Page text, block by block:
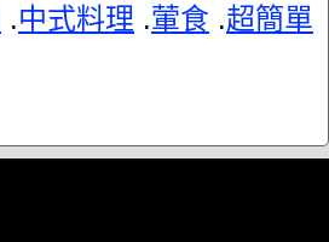
.中式料理 .葷食 .超簡單